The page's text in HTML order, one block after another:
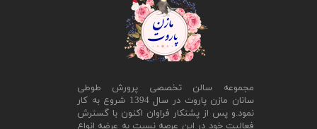
مجموعه سالن تخصصی پرورش طوطی
سانان مازن پاروت در سال 1394 شروع به کار
نمود.و پس از پشتکار فراوان اکنون با گسترش
فعالیت خود در این عرصه نسبت به عرضه انواع